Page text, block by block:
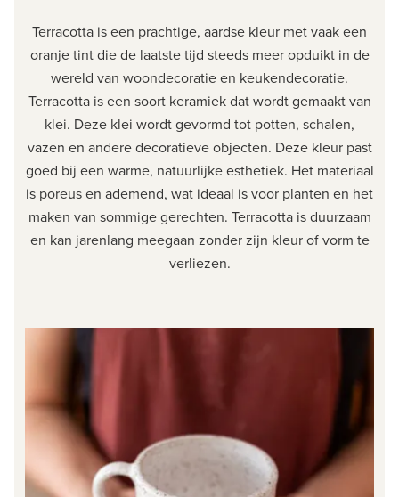
Terracotta is een prachtige, aardse kleur met vaak een
oranje tint die de laatste tijd steeds meer opduikt in de
wereld van woondecoratie en keukendecoratie.
Terracotta is een soort keramiek dat wordt gemaakt van
klei. Deze klei wordt gevormd tot potten, schalen,
vazen en andere decoratieve objecten. Deze kleur past
goed bij een warme, natuurlijke esthetiek. Het materiaal
is poreus en ademend, wat ideaal is voor planten en het
maken van sommige gerechten. Terracotta is duurzaam
en kan jarenlang meegaan zonder zijn kleur of vorm te
verliezen.